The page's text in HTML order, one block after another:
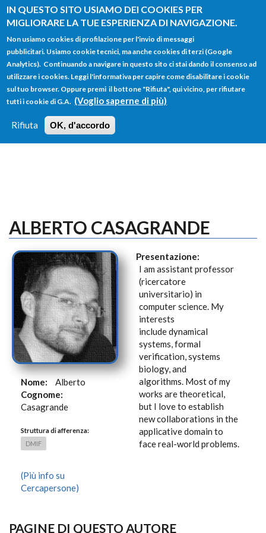
IN QUESTO SITO USIAMO DEI COOKIES PER
MIGLIORARE LA TUE ESPERIENZA DI NAVIGAZIONE.
Non usiamo cookies di profilazione per l'invio di messaggi
pubblicitari. Usiamo cookie tecnici, ma anche cookies di terzi (Google
Analytics). Continuando a navigare in questo sito ci stai dando il consenso ad
utilizzare i cookies. Leggi l'informativa per capire come disabilitare i cookie
sul tuo browser. Oppure premi il bottone "Rifiuta", qui vicino, per rifiutare
tutti i cookie di G.A. (Voglio saperne di più)
Rifiuta OK, d'accordo
Salta al contenuto principale
FORM
DI
RICERCA
Main menu
HOME TUTTI I PROFILI
LOGIN
ALBERTO CASAGRANDE
Nome:
Alberto
Cognome:
Casagrande
Struttura di afferenza:
DMIF
(Più info su
Cercapersone)
Presentazione:
I am assistant professor
(ricercatore
universitario) in
computer science. My
interests
include dynamical
systems, formal
verification, systems
biology, and
algorithms. Most of my
works are theoretical,
but I love to establish
new collaborations in the
applicative domain to
face real-world problems.
PAGINE DI QUESTO AUTORE